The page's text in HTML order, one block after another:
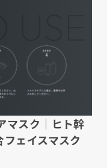
マスク｜ヒト幹
ェイスマスク